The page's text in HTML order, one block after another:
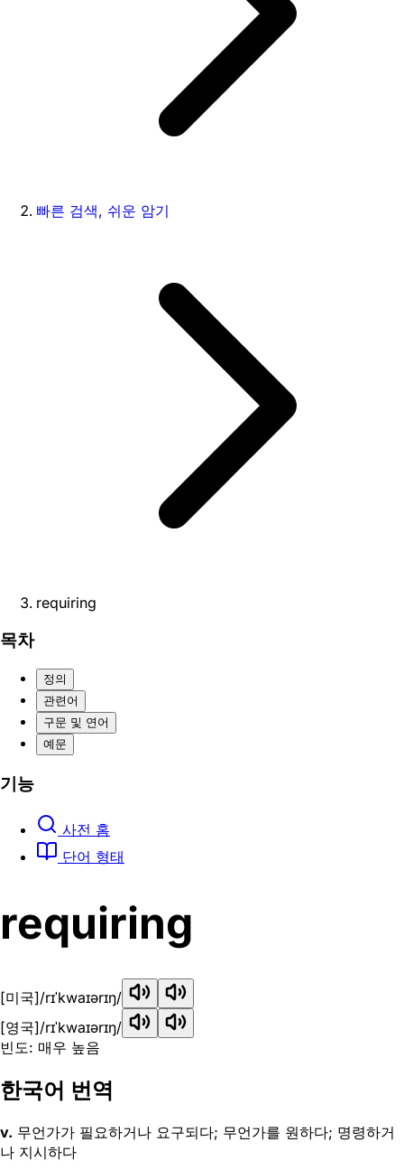
빠른 검색, 쉬운 암기
requiring
목차
정의
관련어
구문 및 연어
예문
기능
사전 홈
단어 형태
requiring
[미국]/rɪˈkwaɪərɪŋ/
[영국]/rɪˈkwaɪərɪŋ/
빈도: 매우 높음
한국어 번역
v. 무언가가 필요하거나 요구되다; 무언가를 원하다; 명령하거
나 지시하다